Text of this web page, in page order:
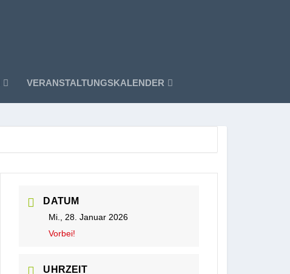
VERANSTALTUNGSKALENDER
DATUM
Mi., 28. Januar 2026
Vorbei!
UHRZEIT